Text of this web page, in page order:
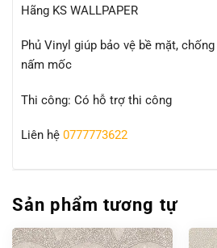
Hãng KS WALLPAPER
Phủ Vinyl giúp bảo vệ bề mặt,
nấm mốc
Thi công: Có hỗ trợ thi công
Liên hệ 0777773622
Sản phẩm tương tự